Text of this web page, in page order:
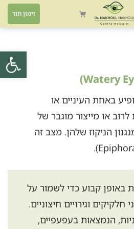
פתח
זימון תור
באחת העיניים או
או מייצור מוגבר של
הניקוז שלהן. מצב זה
באופן קבוע כדי לשמור על
וגירויים חיצוניים.
הנמצאות בעפעפיים,